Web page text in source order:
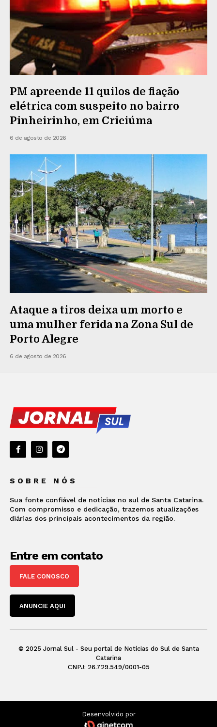
PM apreende 11 quilos de fiação
elétrica com suspeito no bairro
Pinheirinho, em Criciúma
6 de agosto de 2026
Ataque a tiros deixa um morto e
uma mulher ferida na Zona Sul de
Porto Alegre
6 de agosto de 2026
SOBRE NÓS
Sua fonte confiável de notícias no sul de Santa Catarina.
Com compromisso e dedicação, trazemos atualizações
diárias dos principais acontecimentos da região.
Entre em contato
FALE CONOSCO
ANUNCIE AQUI
© 2025 Jornal Sul - Seu portal de Notícias do Sul de Santa
Catarina
CNPJ: 26.729.549/0001-05
Desenvolvido por